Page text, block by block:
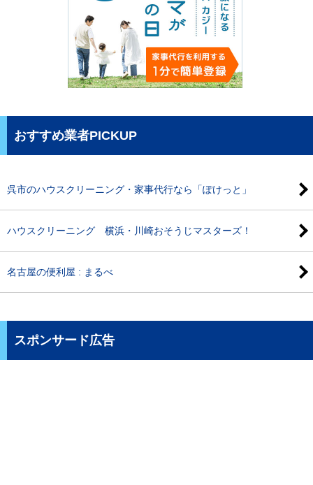
おすすめ業者PICKUP
呉市のハウスクリーニング・家事代行なら「ぽけっと」
ハウスクリーニング 横浜・川崎おそうじマスターズ！
名古屋の便利屋 : まるべ
スポンサード広告